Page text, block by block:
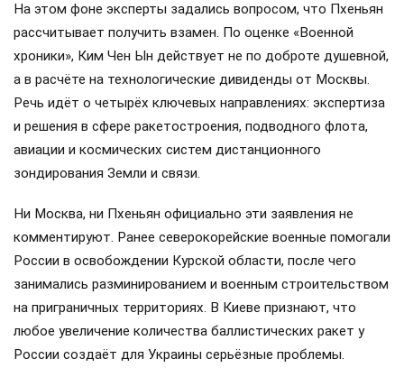
На этом фоне эксперты задались вопросом, что Пхеньян
рассчитывает получить взамен. По оценке «Военной
хроники», Ким Чен Ын действует не по доброте душевной,
а в расчёте на технологические дивиденды от Москвы.
Речь идёт о четырёх ключевых направлениях: экспертиза
и решения в сфере ракетостроения, подводного флота,
авиации и космических систем дистанционного
зондирования Земли и связи.
Ни Москва, ни Пхеньян официально эти заявления не
комментируют. Ранее северокорейские военные помогали
России в освобождении Курской области, после чего
занимались разминированием и военным строительством
на приграничных территориях. В Киеве признают, что
любое увеличение количества баллистических ракет у
России создаёт для Украины серьёзные проблемы.